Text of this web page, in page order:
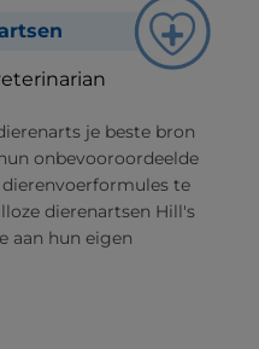
je beste bron
onbevooroordeelde
dierenvoerformules te
dierenartsen Hill's
aan hun eigen